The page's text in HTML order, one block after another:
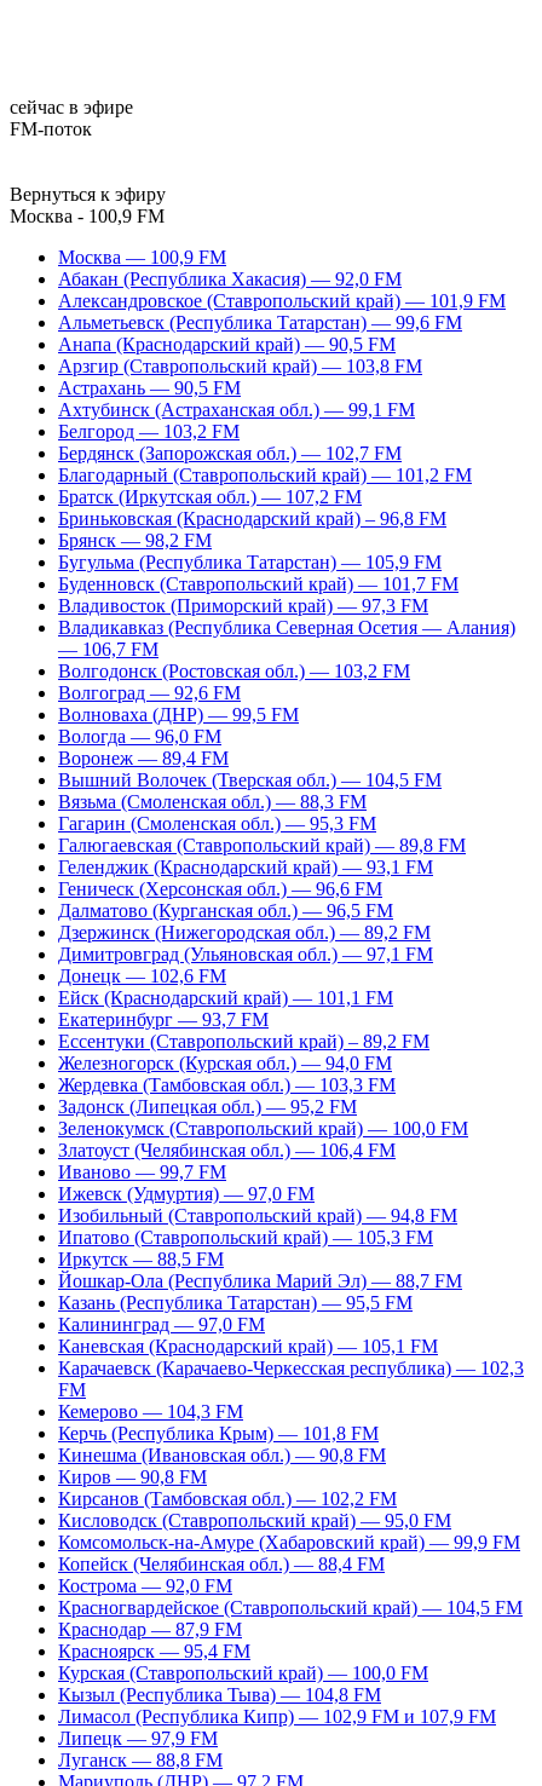
сейчас в эфире
FM-поток
Вернуться к эфиру
Москва - 100,9 FM
Москва — 100,9 FM
Абакан (Республика Хакасия) — 92,0 FM
Александровское (Ставропольский край) — 101,9 FM
Альметьевск (Республика Татарстан) — 99,6 FM
Анапа (Краснодарский край) — 90,5 FM
Арзгир (Ставропольский край) — 103,8 FM
Астрахань — 90,5 FM
Ахтубинск (Астраханская обл.) — 99,1 FM
Белгород — 103,2 FM
Бердянск (Запорожская обл.) — 102,7 FM
Благодарный (Ставропольский край) — 101,2 FM
Братск (Иркутская обл.) — 107,2 FM
Бриньковская (Краснодарский край) – 96,8 FM
Брянск — 98,2 FM
Бугульма (Республика Татарстан) — 105,9 FM
Буденновск (Ставропольский край) — 101,7 FM
Владивосток (Приморский край) — 97,3 FM
Владикавказ (Республика Северная Осетия — Алания)
— 106,7 FM
Волгодонск (Ростовская обл.) — 103,2 FM
Волгоград — 92,6 FM
Волноваха (ДНР) — 99,5 FM
Вологда — 96,0 FM
Воронеж — 89,4 FM
Вышний Волочек (Тверская обл.) — 104,5 FM
Вязьма (Смоленская обл.) — 88,3 FM
Гагарин (Смоленская обл.) — 95,3 FM
Галюгаевская (Ставропольский край) — 89,8 FM
Геленджик (Краснодарский край) — 93,1 FM
Геническ (Херсонская обл.) — 96,6 FM
Далматово (Курганская обл.) — 96,5 FM
Дзержинск (Нижегородская обл.) — 89,2 FM
Димитровград (Ульяновская обл.) — 97,1 FM
Донецк — 102,6 FM
Ейск (Краснодарский край) — 101,1 FM
Екатеринбург — 93,7 FM
Ессентуки (Ставропольский край) – 89,2 FM
Железногорск (Курская обл.) — 94,0 FM
Жердевка (Тамбовская обл.) — 103,3 FM
Задонск (Липецкая обл.) — 95,2 FM
Зеленокумск (Ставропольский край) — 100,0 FM
Златоуст (Челябинская обл.) — 106,4 FM
Иваново — 99,7 FM
Ижевск (Удмуртия) — 97,0 FM
Изобильный (Ставропольский край) — 94,8 FM
Ипатово (Ставропольский край) — 105,3 FM
Иркутск — 88,5 FM
Йошкар-Ола (Республика Марий Эл) — 88,7 FM
Казань (Республика Татарстан) — 95,5 FM
Калининград — 97,0 FM
Каневская (Краснодарский край) — 105,1 FM
Карачаевск (Карачаево-Черкесская республика) — 102,3
FM
Кемерово — 104,3 FM
Керчь (Республика Крым) — 101,8 FM
Кинешма (Ивановская обл.) — 90,8 FM
Киров — 90,8 FM
Кирсанов (Тамбовская обл.) — 102,2 FM
Кисловодск (Ставропольский край) — 95,0 FM
Комсомольск-на-Амуре (Хабаровский край) — 99,9 FM
Копейск (Челябинская обл.) — 88,4 FM
Кострома — 92,0 FM
Красногвардейское (Ставропольский край) — 104,5 FM
Краснодар — 87,9 FM
Красноярск — 95,4 FM
Курская (Ставропольский край) — 100,0 FM
Кызыл (Республика Тыва) — 104,8 FM
Лимасол (Республика Кипр) — 102,9 FM и 107,9 FM
Липецк — 97,9 FM
Луганск — 88,8 FM
Мариуполь (ДНР) — 97,2 FM